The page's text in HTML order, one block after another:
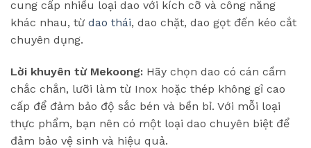
cung cấp nhiều loại dao với kích cỡ và công năng
khác nhau, từ dao thái, dao chặt, dao gọt đến kéo cắt
chuyên dụng.
Lời khuyên từ Mekoong: Hãy chọn dao có cán cầm
chắc chắn, lưỡi làm từ Inox hoặc thép không gỉ cao
cấp để đảm bảo độ sắc bén và bền bỉ. Với mỗi loại
thực phẩm, bạn nên có một loại dao chuyên biệt để
đảm bảo vệ sinh và hiệu quả.